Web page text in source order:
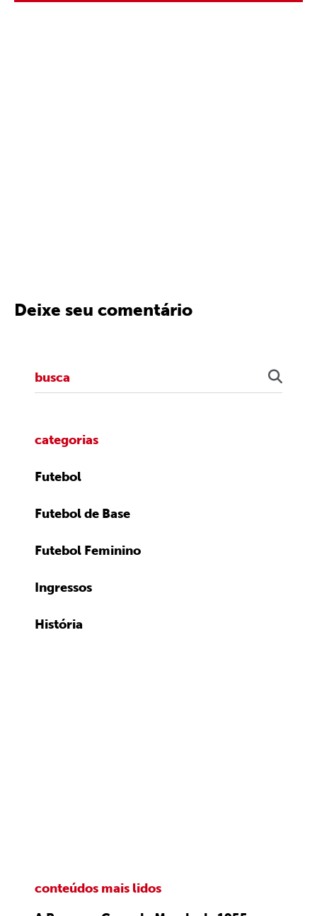
Deixe seu comentário
categorias
Futebol
Futebol de Base
Futebol Feminino
Ingressos
História
conteúdos mais lidos